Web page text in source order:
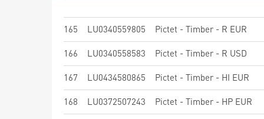
165 LU0340559805 Pictet - Timber - R EUR
166 LU0340558583 Pictet - Timber - R USD
167 LU0434580865 Pictet - Timber - HI EUR
168 LU0372507243 Pictet - Timber - HP EUR